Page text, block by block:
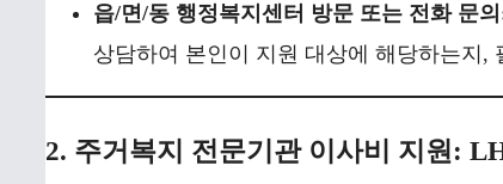
읍/면/동 행정복지센터 방문 또는 전화 문
상담하여 본인이 지원 대상에 해당하는지,
2. 주거복지 전문기관 이사비 지원: